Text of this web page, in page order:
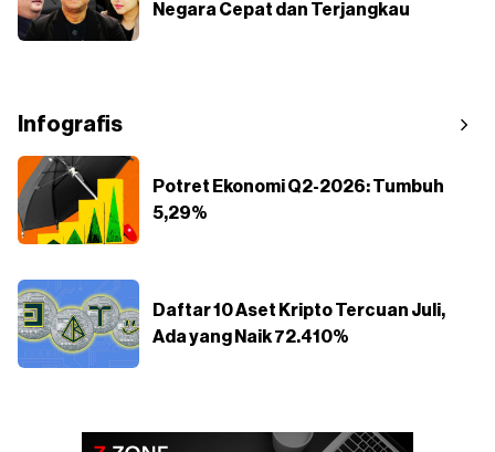
Negara Cepat dan Terjangkau
Infografis
Potret Ekonomi Q2-2026: Tumbuh
5,29%
Daftar 10 Aset Kripto Tercuan Juli,
Ada yang Naik 72.410%